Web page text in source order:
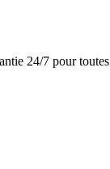
24/7 pour toutes